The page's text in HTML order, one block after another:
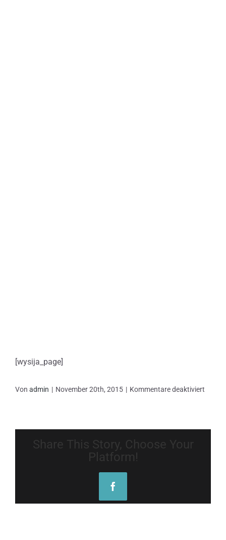
[wysija_page]
Von admin | November 20th, 2015 | Kommentare deaktiviert
Share This Story, Choose Your
Platform!
Facebook